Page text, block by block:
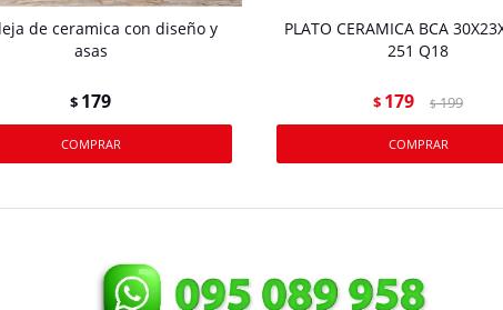
de ceramica con diseño y
asas
$ 179
PLATO CERAMICA BCA
251 Q18
$ 179 $ 199